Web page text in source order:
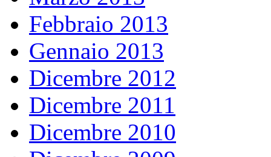
Febbraio 2013
Gennaio 2013
Dicembre 2012
Dicembre 2011
Dicembre 2010